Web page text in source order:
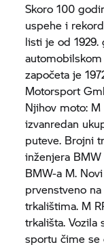
Skoro 100
uspehe i
listi je od
započeta je
Motorsport
Njihov moto:
izvanredan
puteve. Brojni
inženjera
BMW-a M.
prvenstveno
trkalištima. M
trkališta.
sportu čime se